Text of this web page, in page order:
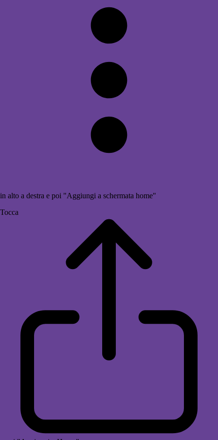
in alto a destra e poi "Aggiungi a schermata home"
Tocca